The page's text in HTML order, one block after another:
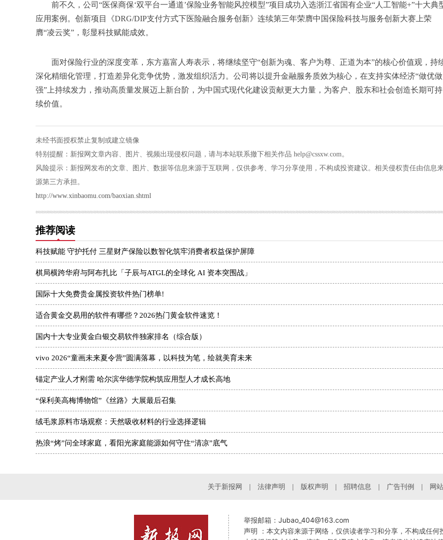
前不久，公司“医保商保‘双平台一通道’保险业务智能风控模型”项目成功入选浙江省国有企业“人工智能+”十大典
应用案例。创新项目《DRG/DIP支付方式下医险融合服务创新》连续第三年荣膺中国保险科技与服务创新大赛上荣
膺“凌云奖”，彰显科技赋能成效。
面对保险行业的深度变革，东方嘉富人寿表示，将继续坚守“创新为魂、客户为尊、正道为本”的核心价值观，持
深化精细化管理，打造差异化竞争优势，激发组织活力。公司将以提升金融服务质效为核心，在支持实体经济“做优做
强”上持续发力，推动高质量发展迈上新台阶，为中国式现代化建设贡献更大力量，为客户、股东和社会创造长期可持
续价值。
未经书面授权禁止复制或建立镜像
特别提醒：新报网文章内容、图片、视频出现侵权问题，请与本站联系撤下相关作品 help@cssxw.com。
风险提示：新报网发布的文章、图片、数据等信息来源于互联网，仅供参考、学习分享使用，不构成投资建议。相关侵权责任由信息
源第三方承担。
http://www.xinbaomu.com/baoxian.shtml
推荐阅读
科技赋能 守护托付 三星财产保险以数智化筑牢消费者权益保护屏障
棋局横跨华府与阿布扎比「子辰与ATGL的全球化 AI 资本突围战」
国际十大免费贵金属投资软件热门榜单!
适合黄金交易用的软件有哪些？2026热门黄金软件速览！
国内十大专业黄金白银交易软件独家排名（综合版）
vivo 2026“童画未来夏令营”圆满落幕，以科技为笔，绘就美育未来
锚定产业人才刚需 哈尔滨华德学院构筑应用型人才成长高地
“保利美高梅博物馆”《丝路》大展最后召集
绒毛浆原料市场观察：天然吸收材料的行业选择逻辑
热浪“烤”问全球家庭，看阳光家庭能源如何守住“清凉”底气
关于新报网 法律声明 版权声明 招聘信息 广告刊例 网
举报邮箱： Jubao_404@163.com
声明 ：本文内容来源于网络，仅供读者学习和分享，不构成任何